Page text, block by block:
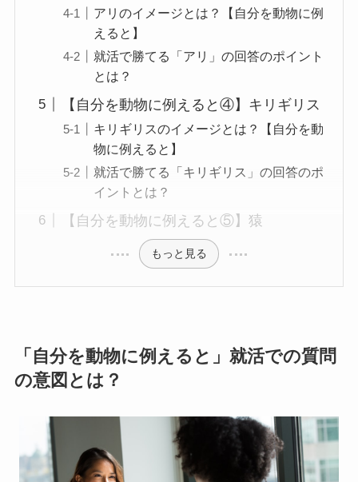
アリのイメージとは？【自分を動物に例
えると】
就活で勝てる「アリ」の回答のポイント
とは？
【自分を動物に例えると④】キリギリス
キリギリスのイメージとは？【自分を動
物に例えると】
就活で勝てる「キリギリス」の回答のポ
イントとは？
【自分を動物に例えると⑤】猿
もっと見る
「自分を動物に例えると」就活での質問
の意図とは？